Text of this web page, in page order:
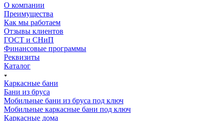
О компании
Преимущества
Как мы работаем
Отзывы клиентов
ГОСТ и СНиП
Финансовые программы
Реквизиты
Каталог
Каркасные бани
Бани из бруса
Мобильные бани из бруса под ключ
Мобильные каркасные бани под ключ
Каркасные дома